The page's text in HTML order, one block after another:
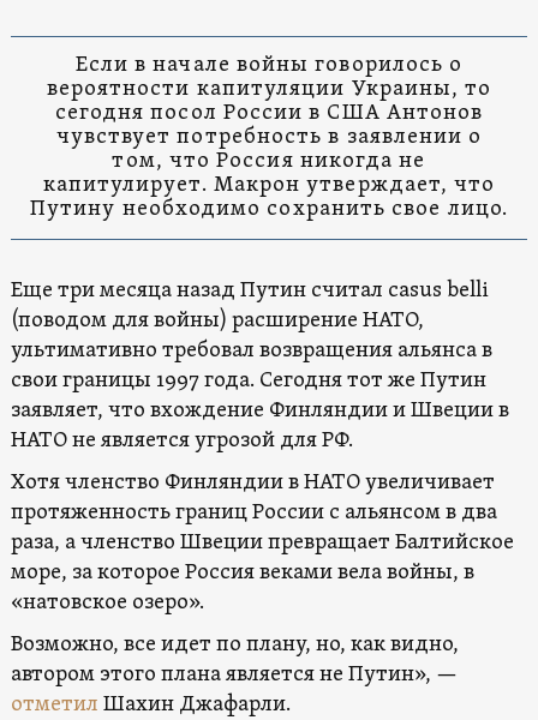
Если в начале войны говорилось о
вероятности капитуляции Украины, то
сегодня посол России в США Антонов
чувствует потребность в заявлении о
том, что Россия никогда не
капитулирует. Макрон утверждает, что
Путину необходимо сохранить свое лицо.
Еще три месяца назад Путин считал casus belli
(поводом для войны) расширение НАТО,
ультимативно требовал возвращения альянса в
свои границы 1997 года. Сегодня тот же Путин
заявляет, что вхождение Финляндии и Швеции в
НАТО не является угрозой для РФ.
Хотя членство Финляндии в НАТО увеличивает
протяженность границ России с альянсом в два
раза, а членство Швеции превращает Балтийское
море, за которое Россия веками вела войны, в
«натовское озеро».
Возможно, все идет по плану, но, как видно,
автором этого плана является не Путин», —
отметил Шахин Джафарли.